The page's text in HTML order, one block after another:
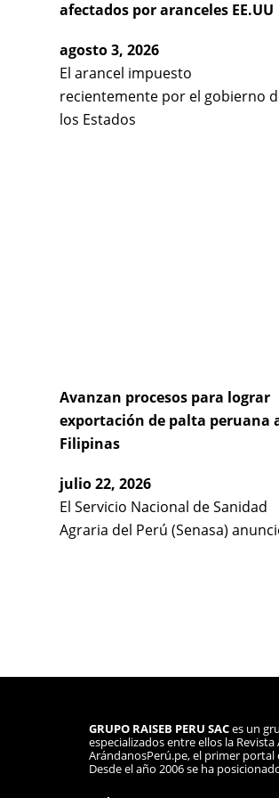
afectados por aranceles EE.UU
agosto 3, 2026
El arancel impuesto
recientemente por el gobierno
los Estados
Avanzan procesos para lograr
exportación de palta peruana
Filipinas
julio 22, 2026
El Servicio Nacional de Sanidad
Agraria del Perú (Senasa)
GRUPO RAISEB PERU SACes un
especializados entre ellos la
ArándanosPerú.pe, el primer
Desde el año 2006 se ha